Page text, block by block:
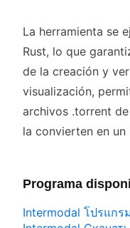
La herramienta se
Rust, lo que
de la creación y
visualización,
archivos .torrent
la convierten en
Programa
Intermodal โปรแก